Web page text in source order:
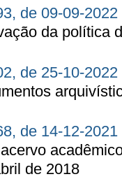
de 09-09-2022
da política
de 25-10-2022
de 14-12-2021
de 2018